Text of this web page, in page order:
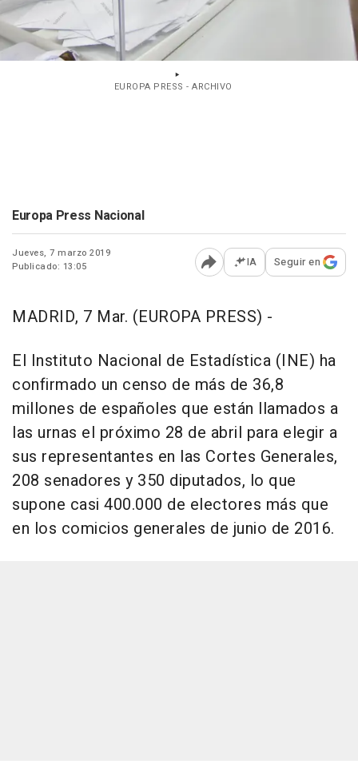
EUROPA PRESS - ARCHIVO
Europa Press Nacional
Jueves, 7 marzo 2019
Publicado: 13:05
Abrir opciones para
IA Seguir en
MADRID, 7 Mar. (EUROPA PRESS) -
El Instituto Nacional de Estadística (INE) ha
confirmado un censo de más de 36,8
millones de españoles que están llamados a
las urnas el próximo 28 de abril para elegir a
sus representantes en las Cortes Generales,
208 senadores y 350 diputados, lo que
supone casi 400.000 de electores más que
en los comicios generales de junio de 2016.